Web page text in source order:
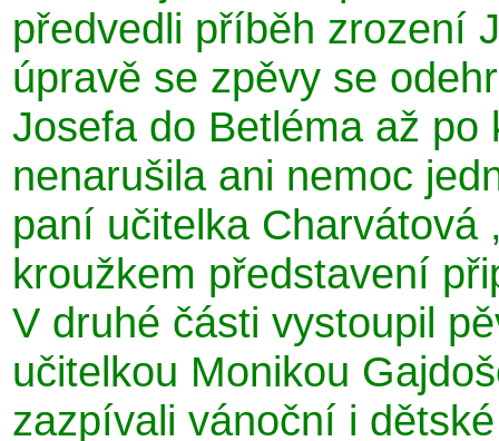
předvedli příběh zrození
úpravě se zpěvy se
Josefa do Betléma až
nenarušila ani nemoc
paní učitelka Charvátová
kroužkem představení
V druhé části vystoupil
učitelkou Monikou
zazpívali vánoční i